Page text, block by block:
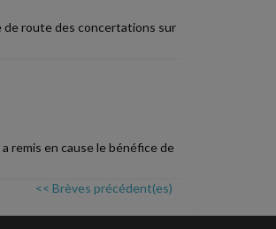
de route des concertations sur
remis en cause le bénéfice de
<< Brèves précédent(es)